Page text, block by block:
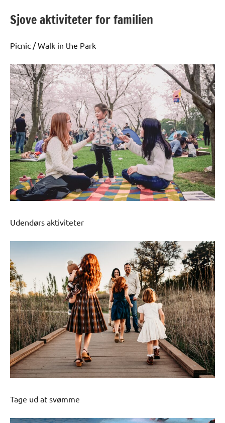
Sjove aktiviteter for familien
Picnic / Walk in the Park
Udendørs aktiviteter
Tage ud at svømme